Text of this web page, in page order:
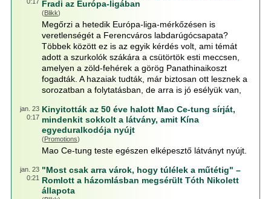
Fradi az Európa-ligában
(Blikk)
Megőrzi a hetedik Európa-liga-mérkőzésen is
veretlenségét a Ferencváros labdarúgócsapata?
Többek között ez is az egyik kérdés volt, ami témát
adott a szurkolók szákára a csütörtök esti meccsen,
amelyen a zöld-fehérek a görög Panathinaikoszt
fogadták. A hazaiak tudták, már biztosan ott lesznek a
sorozatban a folytatásban, de arra is jó esélyük van,
jan. 23
0:17
Kinyitották az 50 éve halott Mao Ce-tung sírját,
mindenkit sokkolt a látvány, amit Kína
egyeduralkodója nyújt
(Promotions)
Mao Ce-tung teste egészen elképesztő látványt nyújt.
jan. 23
0:21
"Most csak arra várok, hogy túlélek a műtétig" –
Romlott a házomlásban megsérült Tóth Nikolett
állapota